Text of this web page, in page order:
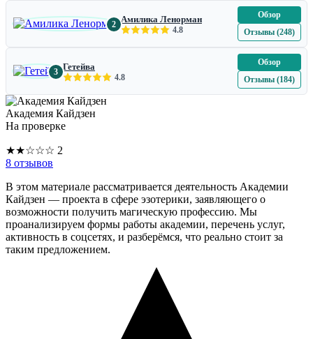
2 Амилика Ленорман
4.8
Обзор
Отзывы (248)
3 Гетейва
4.8
Обзор
Отзывы (184)
Академия Кайдзен
На проверке
★★☆☆☆ 2
8 отзывов
В этом материале рассматривается деятельность Академии
Кайдзен — проекта в сфере эзотерики, заявляющего о
возможности получить магическую профессию. Мы
проанализируем формы работы академии, перечень услуг,
активность в соцсетях, и разберёмся, что реально стоит за
таким предложением.